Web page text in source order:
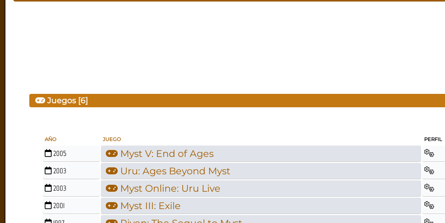
Juegos [6]
AÑO JUEGO PERFIL
2005 Myst V: End of Ages
2003 Uru: Ages Beyond Myst
2003 Myst Online: Uru Live
2001 Myst III: Exile